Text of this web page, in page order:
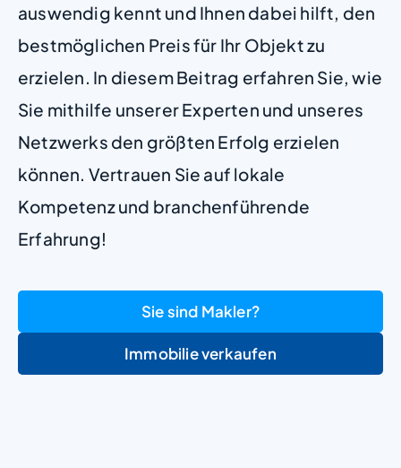
auswendig kennt und Ihnen dabei hilft, den
bestmöglichen Preis für Ihr Objekt zu
erzielen. In diesem Beitrag erfahren Sie, wie
Sie mithilfe unserer Experten und unseres
Netzwerks den größten Erfolg erzielen
können. Vertrauen Sie auf lokale
Kompetenz und branchenführende
Erfahrung!
Sie sind Makler?
Immobilie verkaufen